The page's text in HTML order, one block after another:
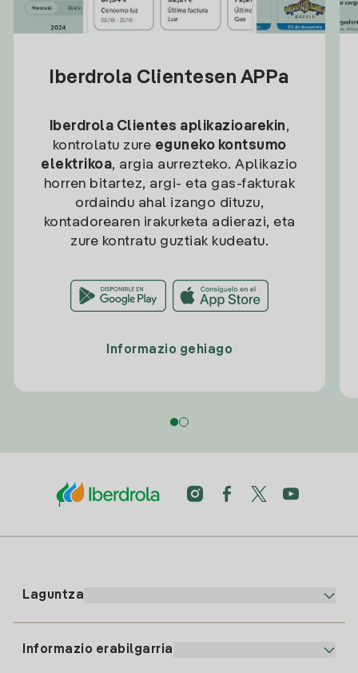
Iberdrola Clientesen APPa
Iberdrola Clientes aplikazioarekin,
kontrolatu zure eguneko kontsumo
elektrikoa, argia aurrezteko. Aplikazio
horren bitartez, argi- eta gas-fakturak
ordaindu ahal izango dituzu,
kontadorearen irakurketa adierazi, eta
zure kontratu guztiak kudeatu.
Informazio gehiago
Laguntza
Informazio erabilgarria